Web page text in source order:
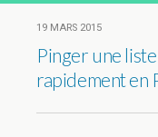
19 MARS 2015
Pinger une
rapidement en